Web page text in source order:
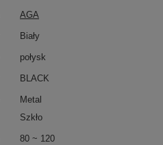
AGA
Biały
połysk
BLACK
Metal
Szkło
80 ~ 120